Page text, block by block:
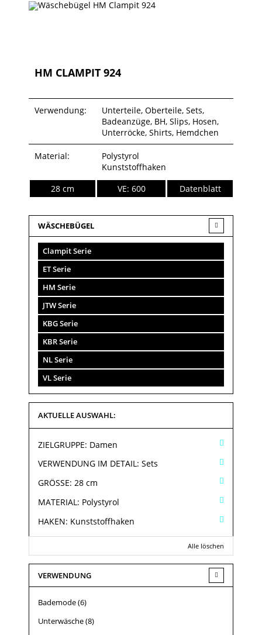
HM CLAMPIT 924
Verwendung:
Unterteile, Oberteile, Sets,
Badeanzüge, BH, Slips, Hosen,
Unterröcke, Shirts, Hemdchen
Material:
Polystyrol
Kunststoffhaken
28 cm
VE: 600 Datenblatt
WÄSCHEBÜGEL
Clampit Serie
ET Serie
HM Serie
JTW Serie
KBG Serie
KBR Serie
NL Serie
VL Serie
AKTUELLE AUSWAHL:
ZIELGRUPPE: Damen
VERWENDUNG IM DETAIL: Sets
GRÖSSE: 28 cm
MATERIAL: Polystyrol
HAKEN: Kunststoffhaken
Alle löschen
VERWENDUNG
Bademode(6)
Unterwäsche(8)